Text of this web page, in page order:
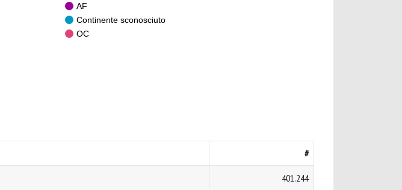
AF
Continente sconosciuto
OC
#
401.244